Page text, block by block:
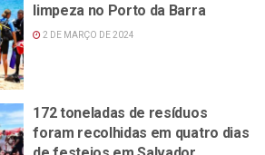
limpeza no Porto da Barra
2 DE MARÇO DE 2024
172 toneladas de resíduos
foram recolhidas em quatro dias